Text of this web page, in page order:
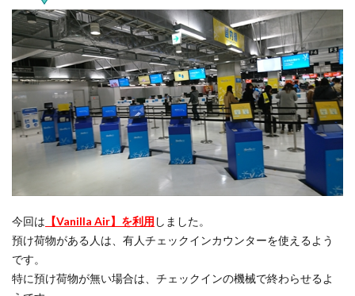
今回は 【Vanilla Air】を利用 しました。
預け荷物がある人は、有人チェックインカウンターを使えるよう
です。
特に預け荷物が無い場合は、チェックインの機械で終わらせるよ